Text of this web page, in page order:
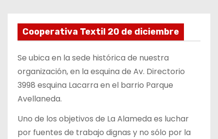
Cooperativa Textil 20 de diciembre
Se ubica en la sede histórica de nuestra
organización, en la esquina de Av. Directorio
3998 esquina Lacarra en el barrio Parque
Avellaneda.
Uno de los objetivos de La Alameda es luchar
por fuentes de trabajo dignas y no sólo por la